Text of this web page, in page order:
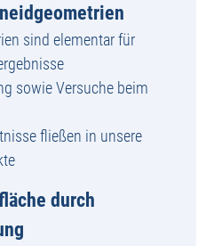
sind elementar für
sowie Versuche beim
fließen in unsere
durch